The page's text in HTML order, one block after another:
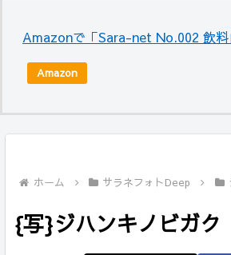
Amazonで「Sara-net No.002 飲料
Amazon
ホーム サラネフォトDeep
{写}ジハンキノビガ